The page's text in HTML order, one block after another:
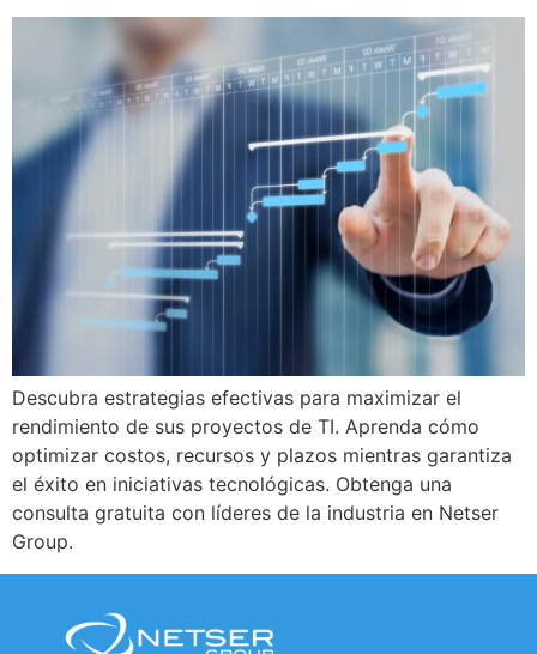
Descubra estrategias efectivas para maximizar el
rendimiento de sus proyectos de TI. Aprenda cómo
optimizar costos, recursos y plazos mientras garantiza
el éxito en iniciativas tecnológicas. Obtenga una
consulta gratuita con líderes de la industria en Netser
Group.